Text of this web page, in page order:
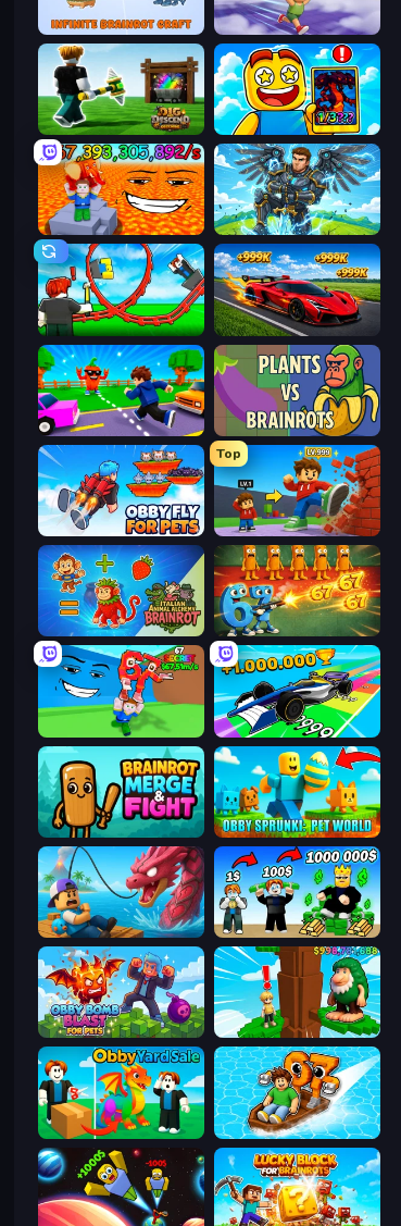
Infinite Brainrot: Craft Merge BrainZombie Log Escape
Dig and Descend: Obby Mine Obby Cards: The Legend Hunt
Escape Lava for Brainrots! Obby: Pull a Sword
Build a Rollercoaster: Simulator
Robby: Cross the Road for Brainrot Plants vs Brainrots
Obby Fly For Pets
Top
Obby: +1 Click Wall Breaker
Italian Animal Alchemy - Brainrot Brainrot Tower Defense
Obby Car Challenge: Drive
Brainrot Merge & Fight Obby Sprunki: Pet World
Fish It Now Obby Tycoon Build the City
Obby Bomb Blast For Pets Steal Beanstalk for Brainrots
Obby Yard Sale Float for Brainrots